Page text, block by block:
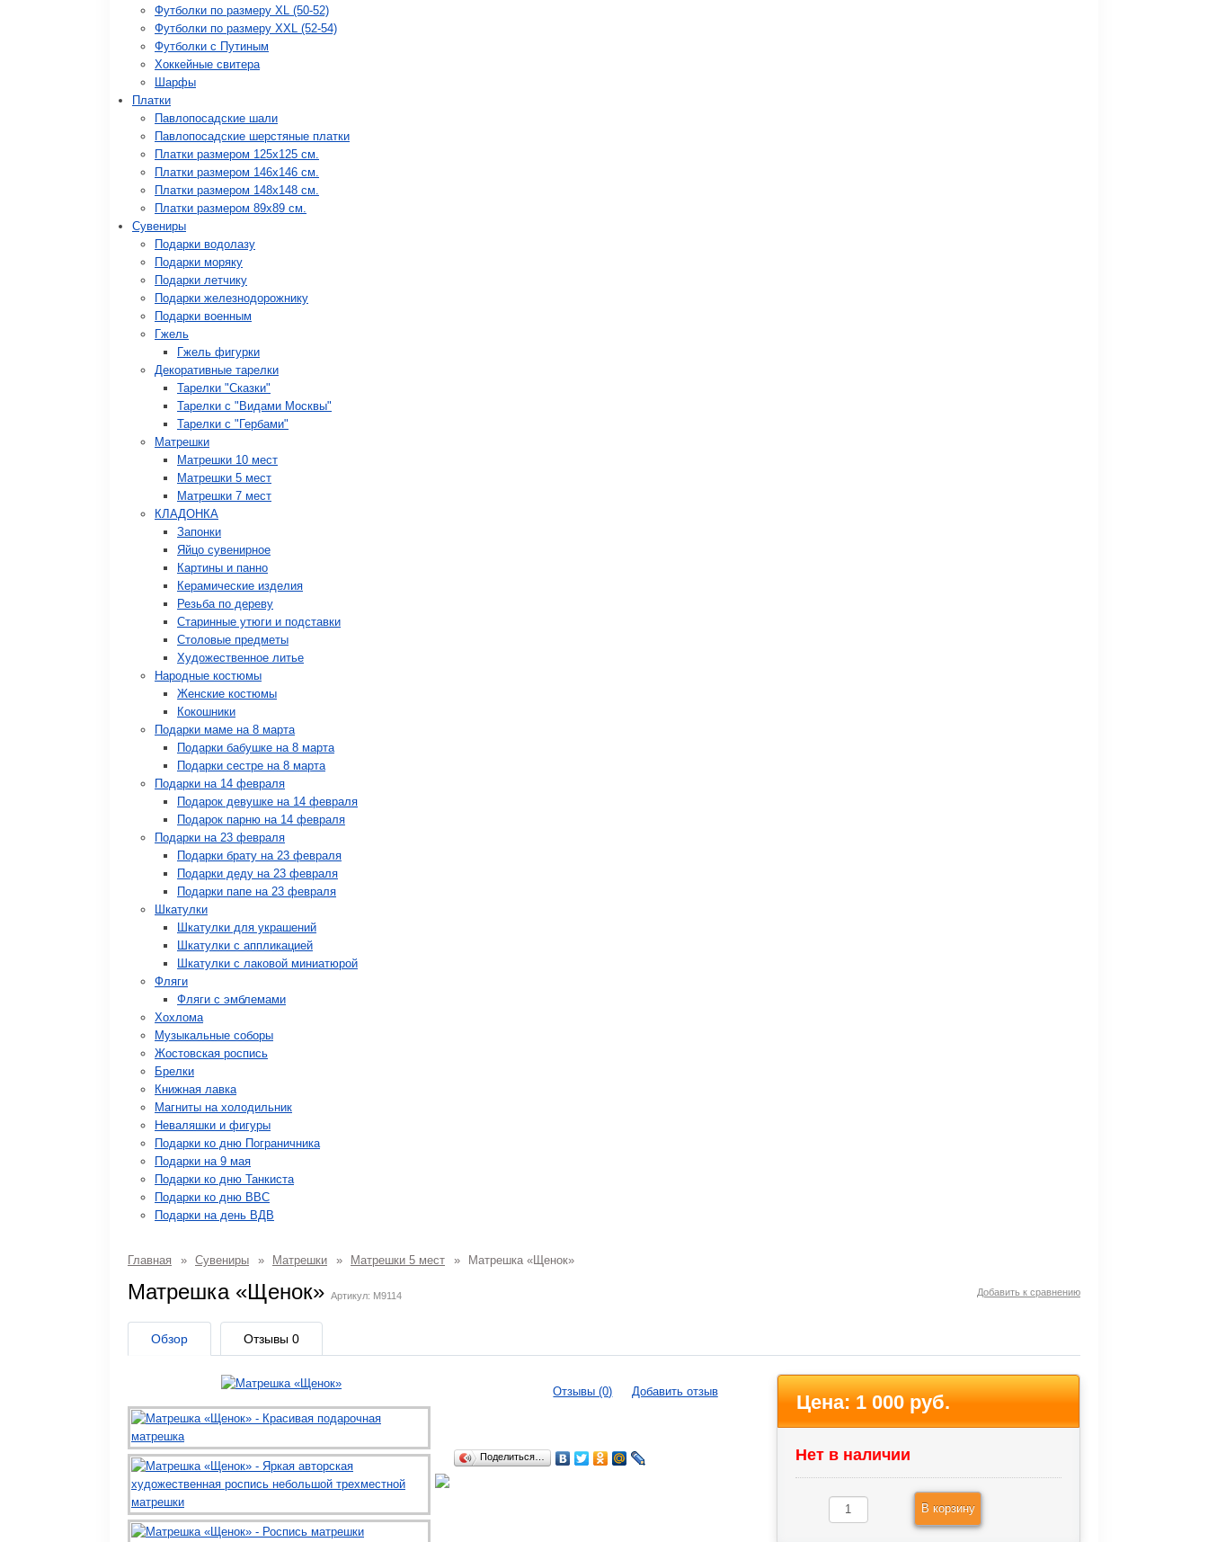
Футболки по размеру XL (50-52)
Футболки по размеру XXL (52-54)
Футболки с Путиным
Хоккейные свитера
Шарфы
Платки
Павлопосадские шали
Павлопосадские шерстяные платки
Платки размером 125х125 см.
Платки размером 146х146 см.
Платки размером 148х148 см.
Платки размером 89х89 см.
Сувениры
Подарки водолазу
Подарки моряку
Подарки летчику
Подарки железнодорожнику
Подарки военным
Гжель
Гжель фигурки
Декоративные тарелки
Тарелки "Сказки"
Тарелки с "Видами Москвы"
Тарелки с "Гербами"
Матрешки
Матрешки 10 мест
Матрешки 5 мест
Матрешки 7 мест
КЛАДОНКА
Запонки
Яйцо сувенирное
Картины и панно
Керамические изделия
Резьба по дереву
Старинные утюги и подставки
Столовые предметы
Художественное литье
Народные костюмы
Женские костюмы
Кокошники
Подарки маме на 8 марта
Подарки бабушке на 8 марта
Подарки сестре на 8 марта
Подарки на 14 февраля
Подарок девушке на 14 февраля
Подарок парню на 14 февраля
Подарки на 23 февраля
Подарки брату на 23 февраля
Подарки деду на 23 февраля
Подарки папе на 23 февраля
Шкатулки
Шкатулки для украшений
Шкатулки с аппликацией
Шкатулки с лаковой миниатюрой
Фляги
Фляги с эмблемами
Хохлома
Музыкальные соборы
Жостовская роспись
Брелки
Книжная лавка
Магниты на холодильник
Неваляшки и фигуры
Подарки ко дню Пограничника
Подарки на 9 мая
Подарки ко дню Танкиста
Подарки ко дню ВВС
Подарки на день ВДВ
Главная » Сувениры » Матрешки » Матрешки 5 мест » Матрешка «Щенок»
Матрешка «Щенок» Артикул: M9114 Добавить к сравнению
Обзор Отзывы 0
Отзывы (0) Добавить отзыв
Поделиться…
Цена:1 000 руб.
Нет в наличии
В корзину